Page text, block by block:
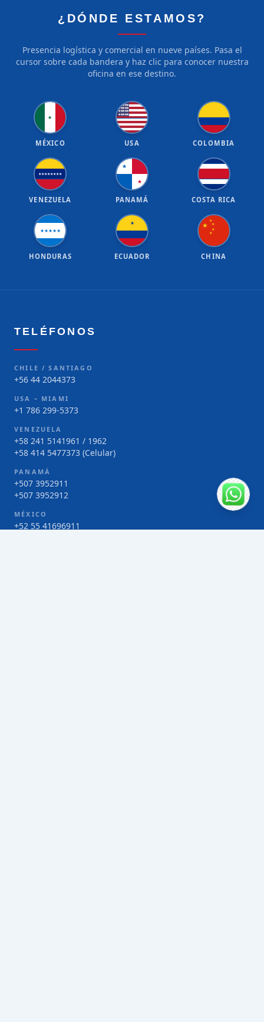
¿DÓNDE ESTAMOS?
Presencia logística y comercial en nueve países. Pasa el
cursor sobre cada bandera y haz clic para conocer nuestra
oficina en ese destino.
★
MÉXICO
★★★★★
★★★★★
★★★★★
★★★★★
USA COLOMBIA
★★★★★★★★
VENEZUELA
★
★
PANAMÁ COSTA RICA
★★★★★
HONDURAS
★
ECUADOR
★
★
★
★
★
CHINA
TELÉFONOS
CHILE / SANTIAGO
+56 44 2044373
USA – MIAMI
+1 786 299-5373
VENEZUELA
+58 241 5141961 / 1962
+58 414 5477373 (Celular)
PANAMÁ
+507 3952911
+507 3952912
MÉXICO
+52 55 41696911